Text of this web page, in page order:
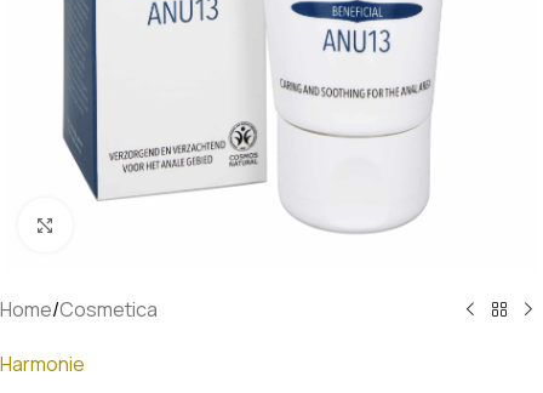
Home/Cosmetica
Harmonie